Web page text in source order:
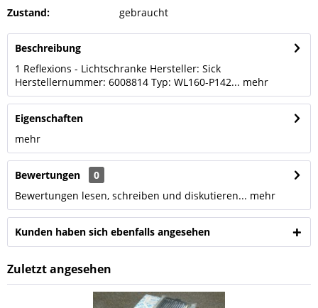
Zustand:
gebraucht
Beschreibung
1 Reflexions - Lichtschranke Hersteller: Sick
Herstellernummer: 6008814 Typ: WL160-P142... mehr
Eigenschaften
mehr
Bewertungen
0
Bewertungen lesen, schreiben und diskutieren... mehr
Kunden haben sich ebenfalls angesehen
Zuletzt angesehen